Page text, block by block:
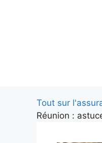
Tout sur
Réunion :